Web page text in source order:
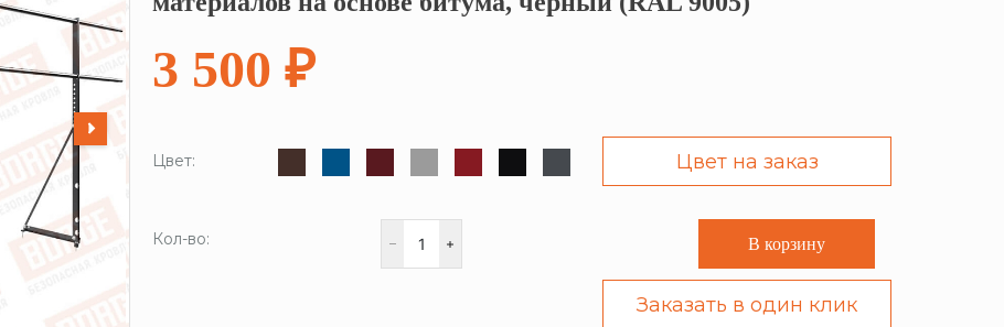
3 500 ₽
Цвет: Цвет на заказ
Кол-во: В корзину
Заказать в один клик